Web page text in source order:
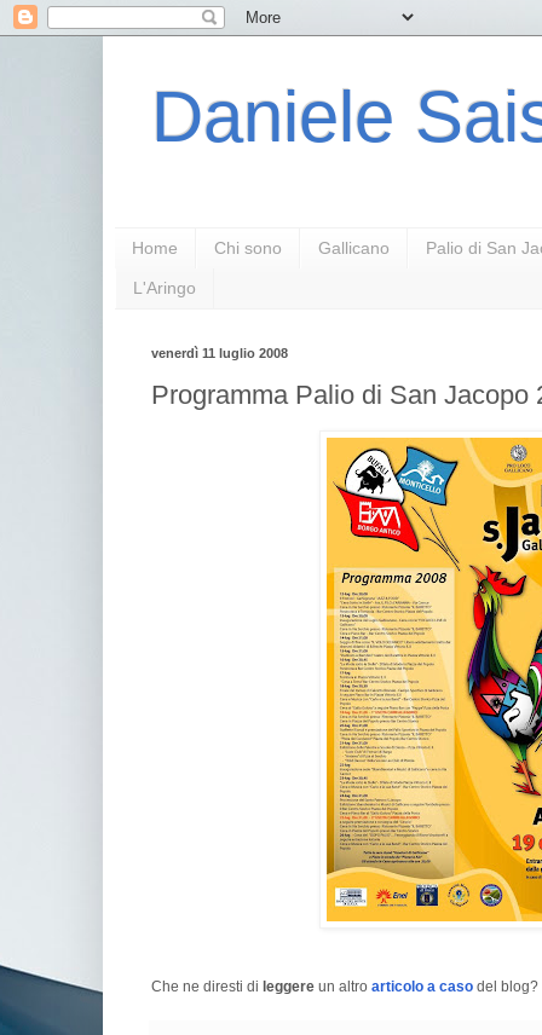
Daniele
Home Chi sono Gallicano Palio di San
L'Aringo
venerdì 11 luglio 2008
Programma Palio di San Jacopo
Che ne diresti di leggere un altro articolo a caso del blog?